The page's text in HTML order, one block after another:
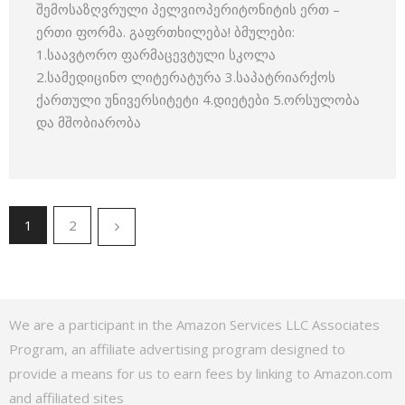
შემოსაზღვრული პელვიოპერიტონიტის ერთ –
ერთი ფორმა. გაფრთხილება! ბმულები:
1.საავტორო ფარმაცევტული სკოლა
2.სამედიცინო ლიტერატურა 3.საპატრიარქოს
ქართული უნივერსიტეტი 4.დიეტები 5.ორსულობა
და მშობიარობა
1 2
We are a participant in the Amazon Services LLC Associates
Program, an affiliate advertising program designed to
provide a means for us to earn fees by linking to Amazon.com
and affiliated sites